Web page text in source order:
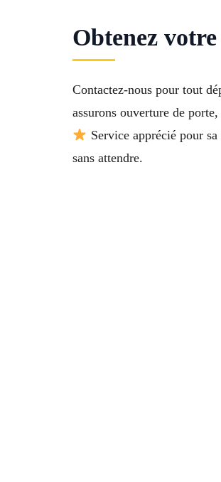
Obtenez
Contactez-nous pour tout
assurons ouverture de
Service apprécié pour
sans attendre.